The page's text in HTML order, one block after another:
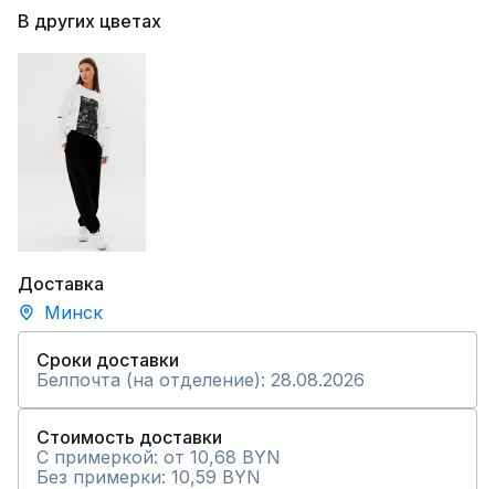
В других цветах
Доставка
Минск
Сроки доставки
Белпочта (на отделение): 28.08.2026
Стоимость доставки
С примеркой: от 10,68 BYN
Без примерки: 10,59 BYN